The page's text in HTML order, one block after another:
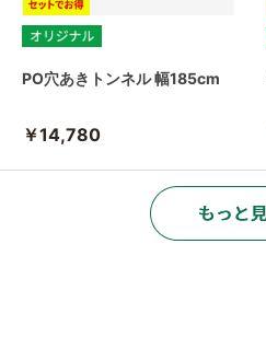
PO穴あきトンネル 幅185cm
￥14,780